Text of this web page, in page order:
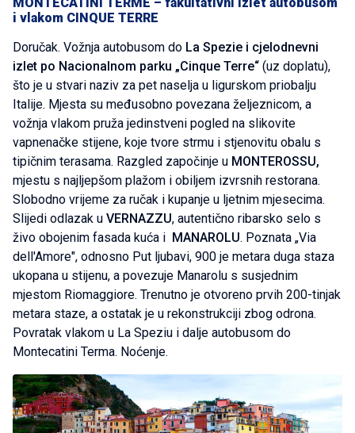
i vlakom CINQUE TERRE
Doručak. Vožnja autobusom do La Spezie i cjelodnevni
izlet po Nacionalnom parku „Cinque Terre“ (uz doplatu),
što je u stvari naziv za pet naselja u ligurskom priobalju
Italije. Mjesta su međusobno povezana željeznicom, a
vožnja vlakom pruža jedinstveni pogled na slikovite
vapnenačke stijene, koje tvore strmu i stjenovitu obalu s
tipičnim terasama. Razgled započinje u MONTEROSSU,
mjestu s najljepšom plažom i obiljem izvrsnih restorana.
Slobodno vrijeme za ručak i kupanje u ljetnim mjesecima.
Slijedi odlazak u VERNAZZU, autentično ribarsko selo s
živo obojenim fasada kuća i MANAROLU. Poznata „Via
dell'Amore", odnosno Put ljubavi, 900 je metara duga staza
ukopana u stijenu, a povezuje Manarolu s susjednim
mjestom Riomaggiore. Trenutno je otvoreno prvih 200-tinjak
metara staze, a ostatak je u rekonstrukciji zbog odrona.
Povratak vlakom u La Speziu i dalje autobusom do
Montecatini Terma. Noćenje.